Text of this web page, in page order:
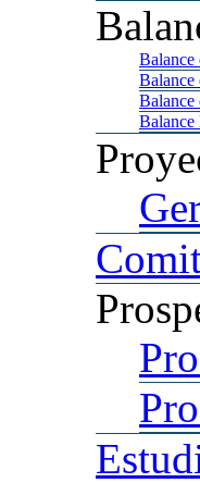
Balance
Balance
Balance
Balance